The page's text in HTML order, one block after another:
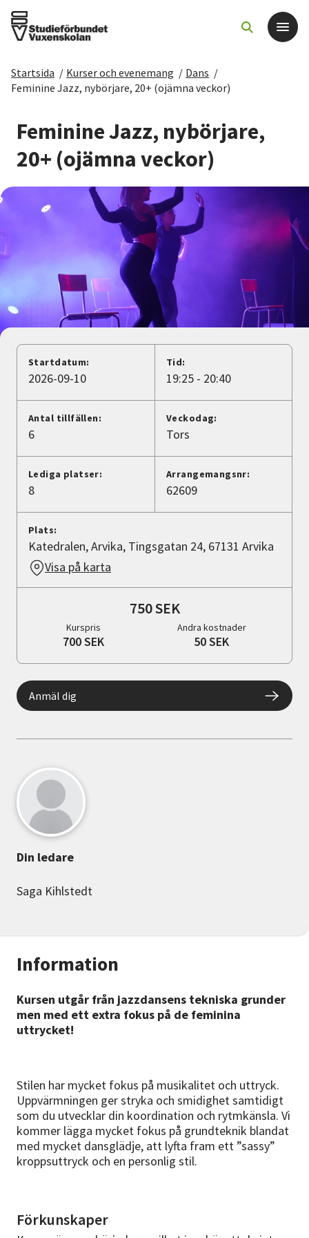
Det här gör vi
För dig som
Sök kurser och evenemang
Om SV
Cirkelledare
Nyheter
Avdelningar
Lyssna
Startsida / Kurser och evenemang / Dans /
Feminine Jazz, nybörjare, 20+ (ojämna veckor)
Feminine Jazz, nybörjare,
20+ (ojämna veckor)
Information
Kursen utgår från jazzdansens tekniska grunder
men med ett extra fokus på de feminina
uttrycket!
Stilen har mycket fokus på musikalitet och uttryck.
Uppvärmningen ger stryka och smidighet samtidigt
som du utvecklar din koordination och rytmkänsla. Vi
kommer lägga mycket fokus på grundteknik blandat
med mycket dansglädje, att lyfta fram ett ”sassy”
kroppsuttryck och en personlig stil.
Förkunskaper
Startdatum:
2026-09-10
Tid:
19:25 - 20:40
Antal tillfällen:
6
Veckodag:
Tors
Lediga platser:
8
Arrangemangsnr:
62609
Plats:
Katedralen, Arvika, Tingsgatan 24, 67131 Arvika
Visa på karta
750 SEK
Kurspris
700 SEK
Andra kostnader
50 SEK
Anmäl dig
Din ledare
Saga Kihlstedt